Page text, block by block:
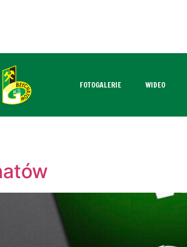
FOTOGALERIE WIDEO